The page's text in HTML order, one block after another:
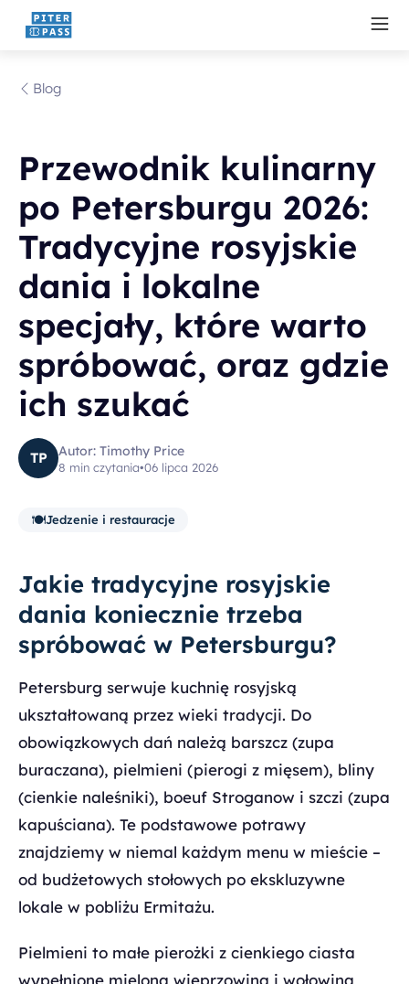
Blog
Przewodnik kulinarny
po Petersburgu 2026:
Tradycyjne rosyjskie
dania i lokalne
specjały, które warto
spróbować, oraz gdzie
ich szukać
TP Autor: Timothy Price
8 min czytania•06 lipca 2026
🍽️Jedzenie i restauracje
Jakie tradycyjne rosyjskie
dania koniecznie trzeba
spróbować w Petersburgu?
Petersburg serwuje kuchnię rosyjską
ukształtowaną przez wieki tradycji. Do
obowiązkowych dań należą barszcz (zupa
buraczana), pielmieni (pierogi z mięsem), bliny
(cienkie naleśniki), boeuf Stroganow i szczi (zupa
kapuściana). Te podstawowe potrawy
znajdziemy w niemal każdym menu w mieście –
od budżetowych stołowych po ekskluzywne
lokale w pobliżu Ermitażu.
Pielmieni to małe pierożki z cienkiego ciasta
wypełnione mieloną wieprzowiną i wołowiną,